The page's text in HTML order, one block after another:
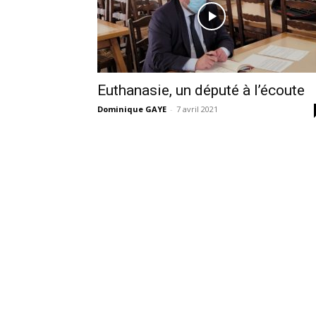
Euthanasie, un député à l’écoute
Dominique GAYE - 7 avril 2021